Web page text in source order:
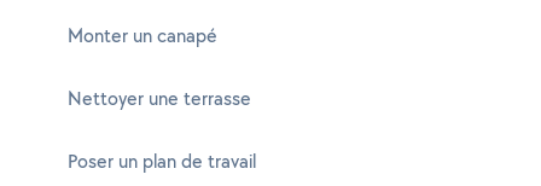
Monter un canapé
Nettoyer une terrasse
Poser un plan de travail